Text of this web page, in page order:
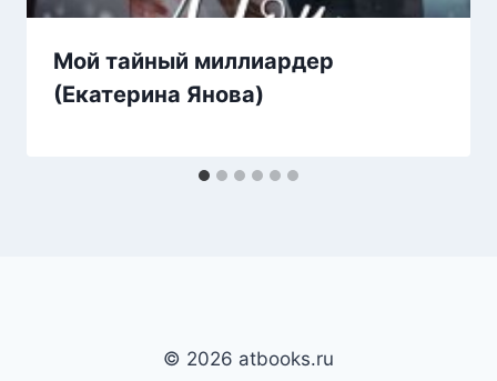
Мой тайный миллиардер
(Екатерина Янова)
© 2026 atbooks.ru